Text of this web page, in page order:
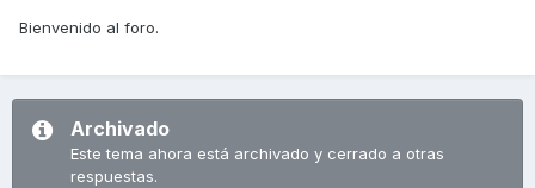
Bienvenido al foro.
Archivado
Este tema ahora está archivado y cerrado a otras
respuestas.